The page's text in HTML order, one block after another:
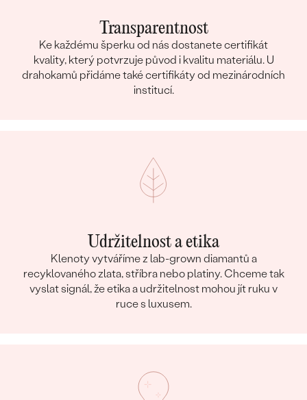
Transparentnost
Ke každému šperku od nás dostanete certifikát
kvality, který potvrzuje původ i kvalitu materiálu. U
drahokamů přidáme také certifikáty od mezinárodních
institucí.
Udržitelnost a etika
Klenoty vytváříme z lab-grown diamantů a
recyklovaného zlata, stříbra nebo platiny. Chceme tak
vyslat signál, že etika a udržitelnost mohou jít ruku v
ruce s luxusem.